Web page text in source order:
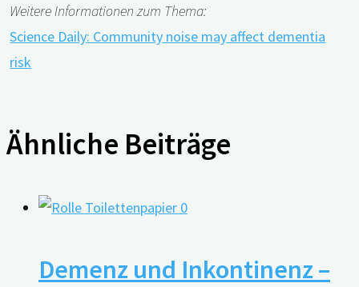
Weitere Informationen zum Thema:
Science Daily: Community noise may affect dementia
risk
Ähnliche Beiträge
0
Demenz und Inkontinenz –